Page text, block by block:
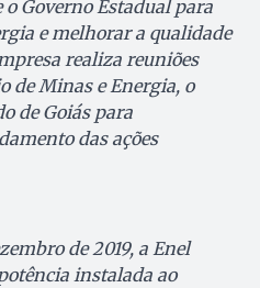
Governo Estadual para
e melhorar a qualidade
realiza reuniões
de Minas e Energia, o
de Goiás para
das ações
de 2019, a Enel
instalada ao